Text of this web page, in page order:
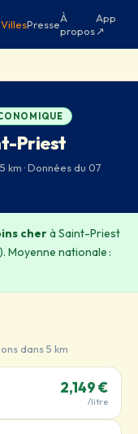
VillesPresseÀ
propos
App
↗
Priest
km · Données du 07
cherà Saint-Priest
Moyenne nationale :
dans 5 km
2,149 €
/litre